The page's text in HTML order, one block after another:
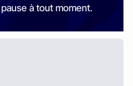
à tout moment.